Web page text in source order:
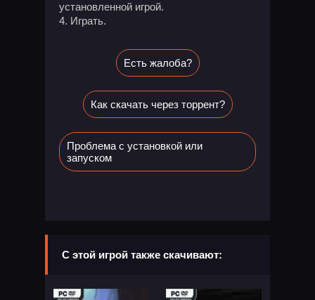
установленной игрой.
Играть.
Есть жалоба?
Как скачать через торрент?
Проблема с установкой или
запуском
С этой игрой также скачивают: